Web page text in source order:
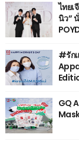
ไทยเ
นิว”
#รัก
GQ